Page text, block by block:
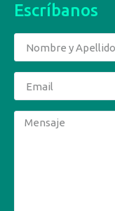
Escríbanos